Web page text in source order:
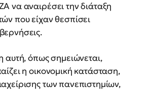
να αναιρέσει την διάταξη
που είχαν θεσπίσει
αυτή, όπως σημειώνεται,
η οικονομική κατάσταση,
των πανεπιστημίων,